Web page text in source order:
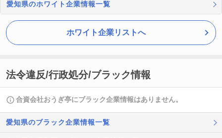
愛知県のホワイト企業情報一覧
ホワイト企業リストへ
法令違反/行政処分/ブラック情報
合資会社おうぎ亭にブラック企業情報はありません。
愛知県のブラック企業情報一覧